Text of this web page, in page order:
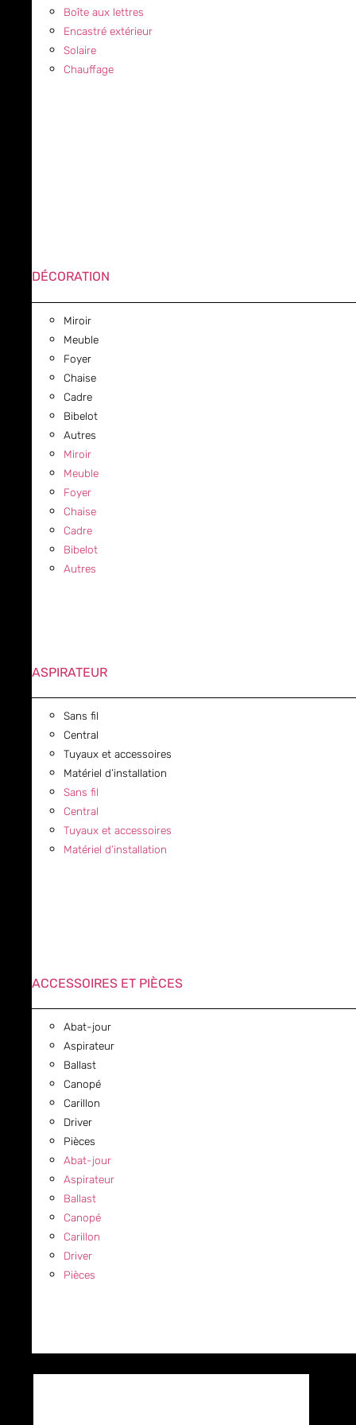
Boîte aux lettres
Encastré extérieur
Solaire
Chauffage
DÉCORATION
Miroir
Meuble
Foyer
Chaise
Cadre
Bibelot
Autres
Miroir
Meuble
Foyer
Chaise
Cadre
Bibelot
Autres
ASPIRATEUR
Sans fil
Central
Tuyaux et accessoires
Matériel d’installation
Sans fil
Central
Tuyaux et accessoires
Matériel d’installation
ACCESSOIRES ET PIÈCES
Abat-jour
Aspirateur
Ballast
Canopé
Carillon
Driver
Pièces
Abat-jour
Aspirateur
Ballast
Canopé
Carillon
Driver
Pièces